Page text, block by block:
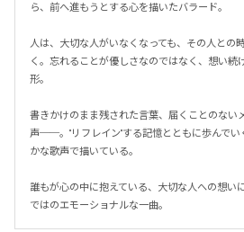
ら、前へ進もうとする心を描いたバラード。
人は、大切な人がいなくなっても、その人との
く。忘れることが優しさなのではなく、想い続
形。
書きかけのまま残された言葉、届くことのない
声──。"リフレイン"する記憶とともに歩んでい
かな歌声で描いている。
誰もが心の中に抱えている、大切な人への想い
ではのエモーショナルな一曲。